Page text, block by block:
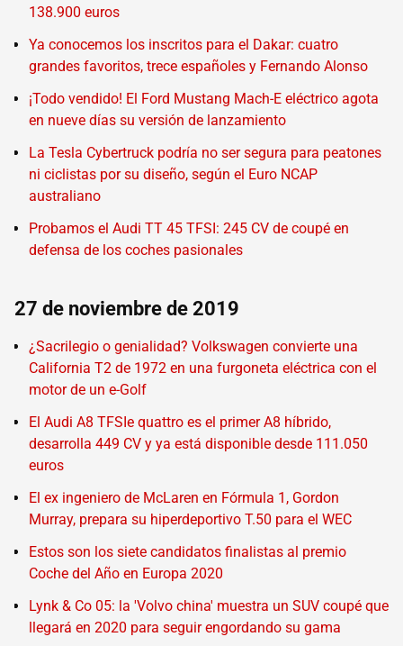
138.900 euros
Ya conocemos los inscritos para el Dakar: cuatro
grandes favoritos, trece españoles y Fernando Alonso
¡Todo vendido! El Ford Mustang Mach-E eléctrico agota
en nueve días su versión de lanzamiento
La Tesla Cybertruck podría no ser segura para peatones
ni ciclistas por su diseño, según el Euro NCAP
australiano
Probamos el Audi TT 45 TFSI: 245 CV de coupé en
defensa de los coches pasionales
27 de noviembre de 2019
¿Sacrilegio o genialidad? Volkswagen convierte una
California T2 de 1972 en una furgoneta eléctrica con el
motor de un e-Golf
El Audi A8 TFSIe quattro es el primer A8 híbrido,
desarrolla 449 CV y ya está disponible desde 111.050
euros
El ex ingeniero de McLaren en Fórmula 1, Gordon
Murray, prepara su hiperdeportivo T.50 para el WEC
Estos son los siete candidatos finalistas al premio
Coche del Año en Europa 2020
Lynk & Co 05: la 'Volvo china' muestra un SUV coupé que
llegará en 2020 para seguir engordando su gama